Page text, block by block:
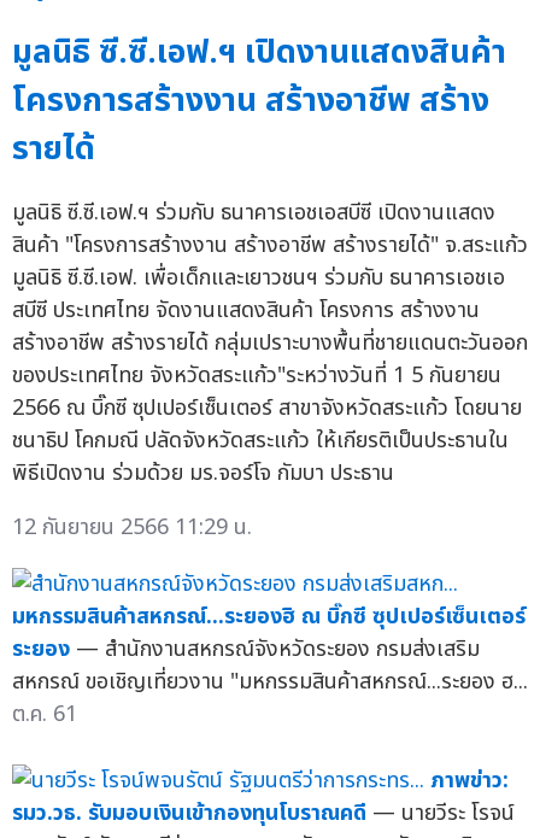
มูลนิธิ ซี.ซี.เอฟ.ฯ เปิดงานแสดงสินค้า
โครงการสร้างงาน สร้างอาชีพ สร้าง
รายได้
มูลนิธิ ซี.ซี.เอฟ.ฯ ร่วมกับ ธนาคารเอชเอสบีซี เปิดงานแสดง
สินค้า "โครงการสร้างงาน สร้างอาชีพ สร้างรายได้" จ.สระแก้ว
มูลนิธิ ซี.ซี.เอฟ. เพื่อเด็กและเยาวชนฯ ร่วมกับ ธนาคารเอชเอ
สบีซี ประเทศไทย จัดงานแสดงสินค้า โครงการ สร้างงาน
สร้างอาชีพ สร้างรายได้ กลุ่มเปราะบางพื้นที่ชายแดนตะวันออก
ของประเทศไทย จังหวัดสระแก้ว"ระหว่างวันที่ 1 5 กันยายน
2566 ณ บิ๊กซี ซุปเปอร์เซ็นเตอร์ สาขาจังหวัดสระแก้ว โดยนาย
ชนาธิป โคกมณี ปลัดจังหวัดสระแก้ว ให้เกียรติเป็นประธานใน
พิธีเปิดงาน ร่วมด้วย มร.จอร์โจ กัมบา ประธาน
12 กันยายน 2566 11:29 น.
มหกรรมสินค้าสหกรณ์...ระยองฮิ ณ บิ๊กซี ซุปเปอร์เซ็นเตอร์
ระยอง — สำนักงานสหกรณ์จังหวัดระยอง กรมส่งเสริม
สหกรณ์ ขอเชิญเที่ยวงาน "มหกรรมสินค้าสหกรณ์...ระยอง ฮ...
ต.ค. 61
ภาพข่าว:
รมว.วธ. รับมอบเงินเข้ากองทุนโบราณคดี — นายวีระ โรจน์